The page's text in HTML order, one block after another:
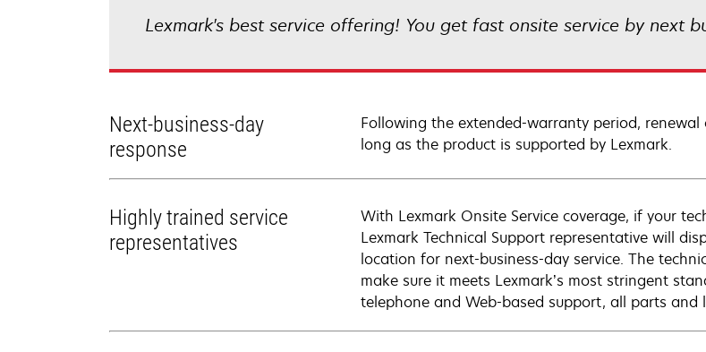
Lexmark's best service offering! You get fast onsite service by next
Next-business-day
response
Following the extended-warranty period,
long as the product is supported by Lexmark.
Highly trained service
representatives
With Lexmark Onsite Service coverage, if your
Lexmark Technical Support representative will
location for next-business-day service. The
make sure it meets Lexmark’s most stringent
telephone and Web-based support, all parts and